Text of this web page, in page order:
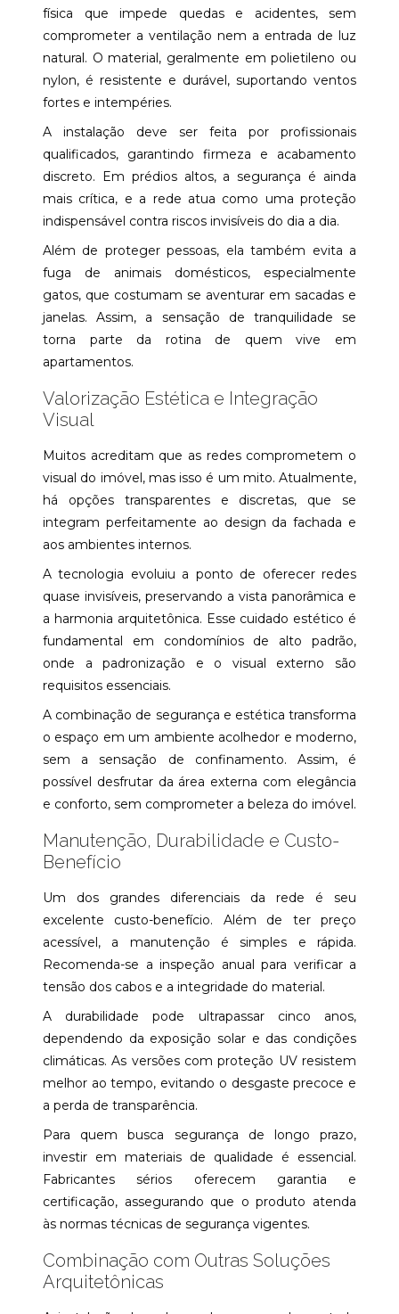
física que impede quedas e acidentes, sem
comprometer a ventilação nem a entrada de luz
natural. O material, geralmente em polietileno ou
nylon, é resistente e durável, suportando ventos
fortes e intempéries.
A instalação deve ser feita por profissionais
qualificados, garantindo firmeza e acabamento
discreto. Em prédios altos, a segurança é ainda
mais crítica, e a rede atua como uma proteção
indispensável contra riscos invisíveis do dia a dia.
Além de proteger pessoas, ela também evita a
fuga de animais domésticos, especialmente
gatos, que costumam se aventurar em sacadas e
janelas. Assim, a sensação de tranquilidade se
torna parte da rotina de quem vive em
apartamentos.
Valorização Estética e Integração
Visual
Muitos acreditam que as redes comprometem o
visual do imóvel, mas isso é um mito. Atualmente,
há opções transparentes e discretas, que se
integram perfeitamente ao design da fachada e
aos ambientes internos.
A tecnologia evoluiu a ponto de oferecer redes
quase invisíveis, preservando a vista panorâmica e
a harmonia arquitetônica. Esse cuidado estético é
fundamental em condomínios de alto padrão,
onde a padronização e o visual externo são
requisitos essenciais.
A combinação de segurança e estética transforma
o espaço em um ambiente acolhedor e moderno,
sem a sensação de confinamento. Assim, é
possível desfrutar da área externa com elegância
e conforto, sem comprometer a beleza do imóvel.
Manutenção, Durabilidade e Custo-
Benefício
Um dos grandes diferenciais da rede é seu
excelente custo-benefício. Além de ter preço
acessível, a manutenção é simples e rápida.
Recomenda-se a inspeção anual para verificar a
tensão dos cabos e a integridade do material.
A durabilidade pode ultrapassar cinco anos,
dependendo da exposição solar e das condições
climáticas. As versões com proteção UV resistem
melhor ao tempo, evitando o desgaste precoce e
a perda de transparência.
Para quem busca segurança de longo prazo,
investir em materiais de qualidade é essencial.
Fabricantes sérios oferecem garantia e
certificação, assegurando que o produto atenda
às normas técnicas de segurança vigentes.
Combinação com Outras Soluções
Arquitetônicas